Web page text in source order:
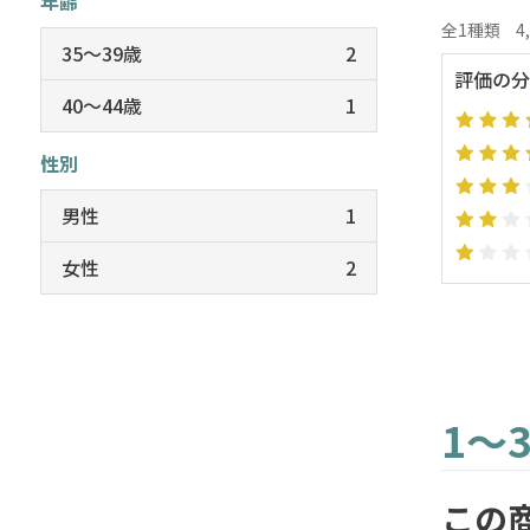
全1種類
評価の
1～
この
35～39歳
2
40～44歳
1
性別
男性
1
女性
2